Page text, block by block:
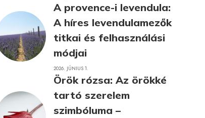
A provence-i levendula:
A híres levendulamezők
titkai és felhasználási
módjai
2026. JÚNIUS 1.
Örök rózsa: Az örökké
tartó szerelem
szimbóluma –